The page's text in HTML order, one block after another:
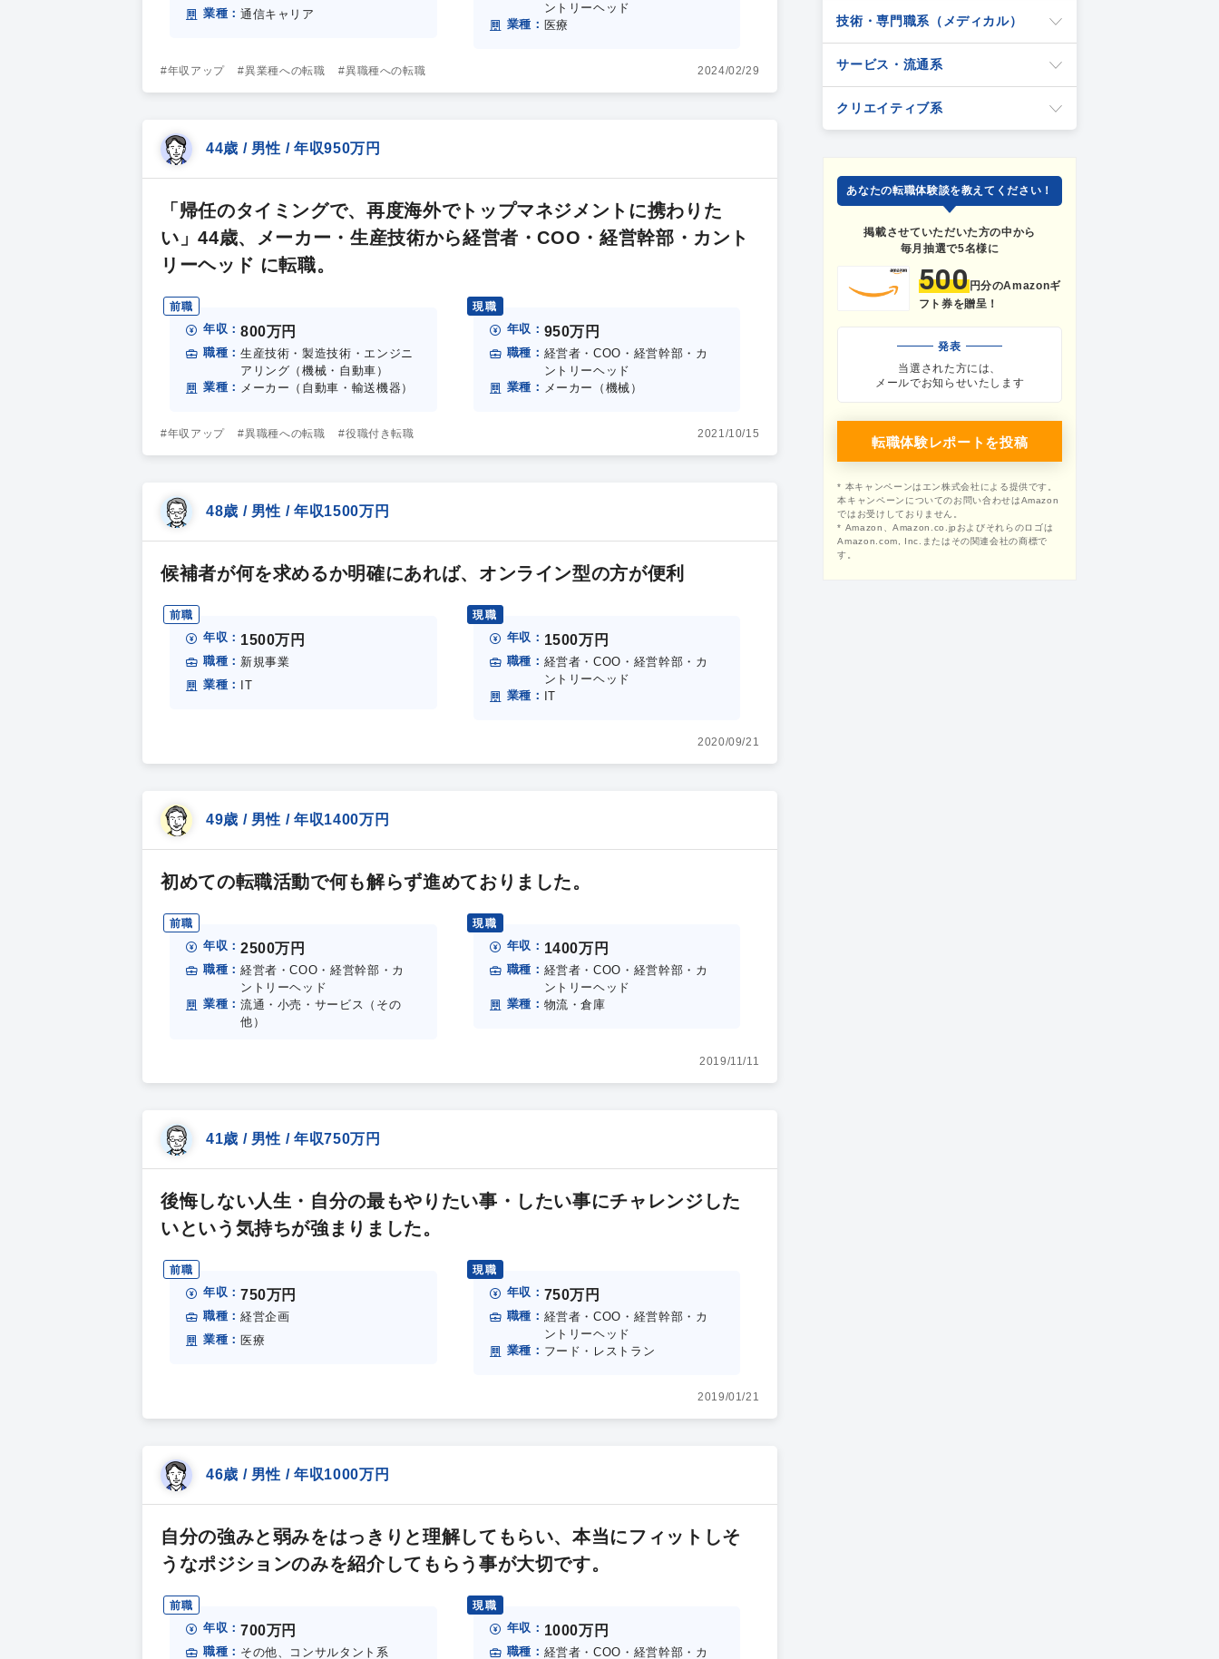
業種： 通信キャリア
ントリーヘッド
業種： 医療
#年収アップ #異業種への転職 #異職種への転職 2024/02/29
44歳 / 男性 / 年収950万円
「帰任のタイミングで、再度海外でトップマネジメントに携わりた
い」44歳、メーカー・生産技術から経営者・COO・経営幹部・カント
リーヘッド に転職。
前職
年収： 800万円
職種： 生産技術・製造技術・エンジニ
アリング（機械・自動車）
業種： メーカー（自動車・輸送機器）
現職
年収： 950万円
職種： 経営者・COO・経営幹部・カ
ントリーヘッド
業種： メーカー（機械）
#年収アップ #異職種への転職 #役職付き転職 2021/10/15
48歳 / 男性 / 年収1500万円
候補者が何を求めるか明確にあれば、オンライン型の方が便利
前職
年収： 1500万円
職種： 新規事業
業種：
IT
現職
年収： 1500万円
職種： 経営者・COO・経営幹部・カ
ントリーヘッド
業種：
IT
2020/09/21
49歳 / 男性 / 年収1400万円
初めての転職活動で何も解らず進めておりました。
前職
年収： 2500万円
職種： 経営者・COO・経営幹部・カ
ントリーヘッド
業種： 流通・小売・サービス（その
他）
現職
年収： 1400万円
職種： 経営者・COO・経営幹部・カ
ントリーヘッド
業種： 物流・倉庫
2019/11/11
41歳 / 男性 / 年収750万円
後悔しない人生・自分の最もやりたい事・したい事にチャレンジした
いという気持ちが強まりました。
前職
年収： 750万円
職種： 経営企画
業種： 医療
現職
年収： 750万円
職種： 経営者・COO・経営幹部・カ
ントリーヘッド
業種： フード・レストラン
2019/01/21
46歳 / 男性 / 年収1000万円
自分の強みと弱みをはっきりと理解してもらい、本当にフィットしそ
うなポジションのみを紹介してもらう事が大切です。
前職
年収： 700万円
職種： その他、コンサルタント系
現職
年収： 1000万円
職種： 経営者・COO・経営幹部・カ
技術・専門職系（メディカル）
サービス・流通系
クリエイティブ系
あなたの転職体験談を教えてください！
掲載させていただいた方の中から
毎月抽選で5名様に
500円分のAmazonギ
フト券を贈呈！
発表
当選された方には、
メールでお知らせいたします
転職体験レポートを投稿
* 本キャンペーンはエン株式会社による提供です。
本キャンペーンについてのお問い合わせはAmazon
ではお受けしておりません。
* Amazon、Amazon.co.jpおよびそれらのロゴは
Amazon.com, Inc.またはその関連会社の商標で
す。